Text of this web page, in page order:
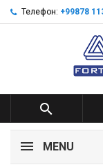
Телефон: +99878

MENU